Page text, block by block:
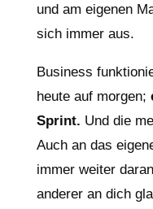
und am eigenen
sich immer aus.
Business
heute auf morgen;
Sprint. Und die
Auch an das
immer weiter
anderer an dich